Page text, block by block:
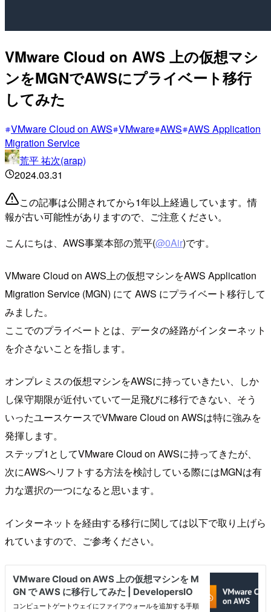
VMware Cloud on AWS 上の仮想マシ
ンをMGNでAWSにプライベート移行
してみた
VMware Cloud on AWS VMware AWS AWS Application
Migration Service
荒平 祐次(arap)
2024.03.31
この記事は公開されてから1年以上経過しています。情
報が古い可能性がありますので、ご注意ください。
こんにちは、AWS事業本部の荒平(@0Air)です。
VMware Cloud on AWS上の仮想マシンをAWS Application
Migration Service (MGN) にて AWS にプライベート移行して
みました。
ここでのプライベートとは、データの経路がインターネット
を介さないことを指します。
オンプレミスの仮想マシンをAWSに持っていきたい、しか
し保守期限が近付いていて一足飛びに移行できない、そう
いったユースケースでVMware Cloud on AWSは特に強みを
発揮します。
ステップ1としてVMware Cloud on AWSに持ってきたが、
次にAWSへリフトする方法を検討している際にはMGNは有
力な選択の一つになると思います。
インターネットを経由する移行に関しては以下で取り上げら
れていますので、ご参考ください。